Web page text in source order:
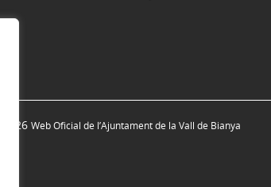
2026 Web Oficial de l’Ajuntament de la Vall de Bianya